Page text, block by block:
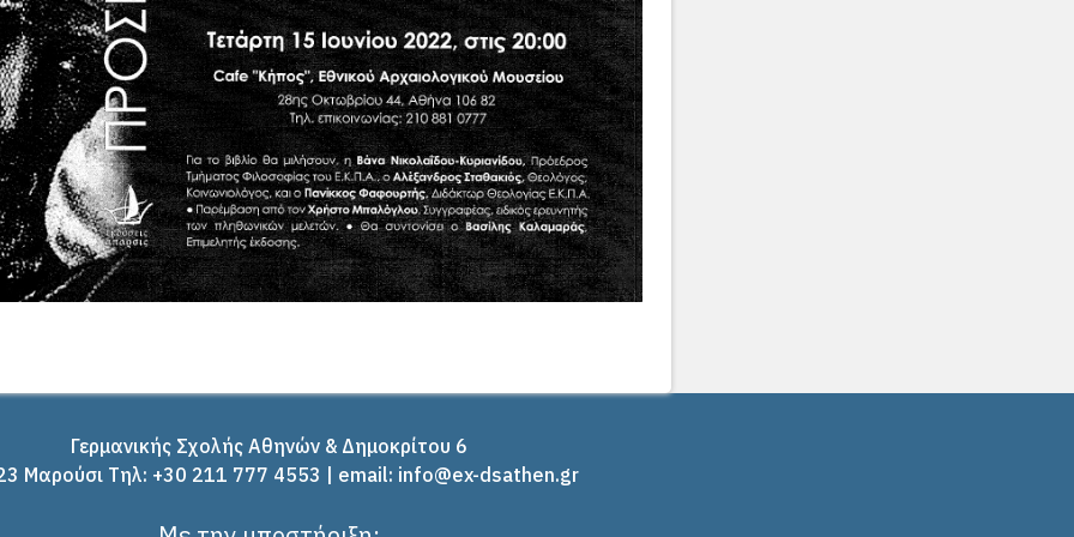
Γερμανικής Σχολής Αθηνών & Δημοκρίτου 6
Μαρούσι Tηλ: +30 211 777 4553 | email: info@ex-dsathen.gr